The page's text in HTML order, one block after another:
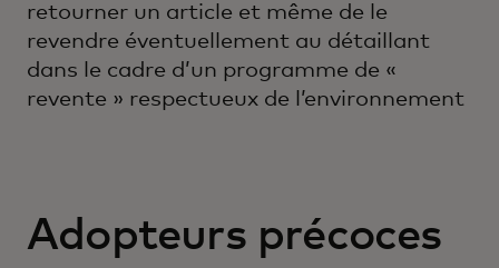
retourner un article et même de le
revendre éventuellement au détaillant
dans le cadre d’un programme de «
revente » respectueux de l’environnement
Adopteurs précoces